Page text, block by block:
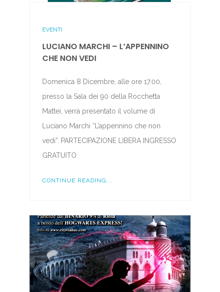
EVENTI
LUCIANO MARCHI – L’APPENNINO
CHE NON VEDI
Domenica 8 Dicembre, alle ore 17.00,
presso la Sala dei 90 della Rocchetta
Mattei, verrà presentato il volume di
Luciano Marchi “L’appennino che non
vedi”. PARTECIPAZIONE LIBERA INGRESSO
GRATUITO
CONTINUE READING...